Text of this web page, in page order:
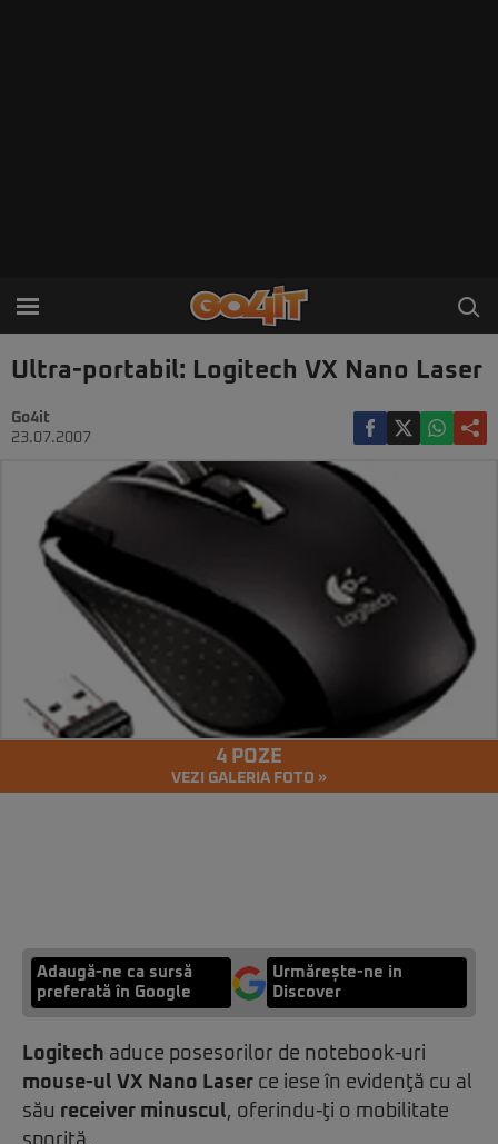
Ultra-portabil: Logitech VX Nano Laser
Go4it
23.07.2007
4 POZE
VEZI GALERIA FOTO »
Adaugă-ne ca sursă
preferată în Google
Urmărește-ne in
Discover
Logitech aduce posesorilor de notebook-uri
mouse-ul VX Nano Laser ce iese în evidenţă cu al
său receiver minuscul, oferindu-ţi o mobilitate